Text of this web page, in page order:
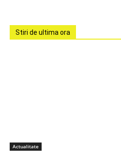
Stiri de ultima ora
Actualitate